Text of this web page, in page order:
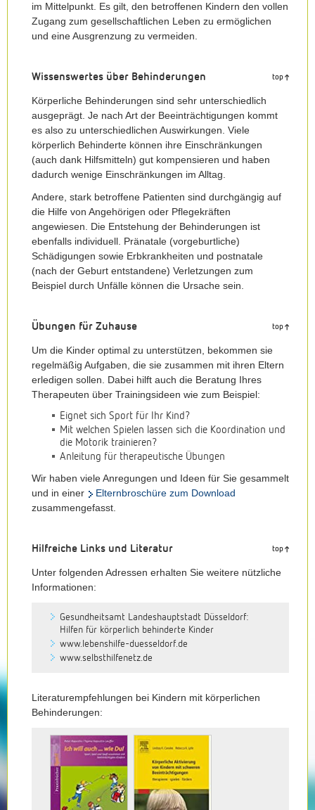
im Mittelpunkt. Es gilt, den betroffenen Kindern den vollen
Zugang zum gesellschaftlichen Leben zu ermöglichen
und eine Ausgrenzung zu vermeiden.
Wissenswertes über Behinderungen top
Körperliche Behinderungen sind sehr unterschiedlich
ausgeprägt. Je nach Art der Beeinträchtigungen kommt
es also zu unterschiedlichen Auswirkungen. Viele
körperlich Behinderte können ihre Einschränkungen
(auch dank Hilfsmitteln) gut kompensieren und haben
dadurch wenige Einschränkungen im Alltag.
Andere, stark betroffene Patienten sind durchgängig auf
die Hilfe von Angehörigen oder Pflegekräften
angewiesen. Die Entstehung der Behinderungen ist
ebenfalls individuell. Pränatale (vorgeburtliche)
Schädigungen sowie Erbkrankheiten und postnatale
(nach der Geburt entstandene) Verletzungen zum
Beispiel durch Unfälle können die Ursache sein.
Übungen für Zuhause top
Um die Kinder optimal zu unterstützen, bekommen sie
regelmäßig Aufgaben, die sie zusammen mit ihren Eltern
erledigen sollen. Dabei hilft auch die Beratung Ihres
Therapeuten über Trainingsideen wie zum Beispiel:
Eignet sich Sport für Ihr Kind?
Mit welchen Spielen lassen sich die Koordination und
die Motorik trainieren?
Anleitung für therapeutische Übungen
Wir haben viele Anregungen und Ideen für Sie gesammelt
und in einer
Elternbroschüre zum Download
zusammengefasst.
Hilfreiche Links und Literatur top
Unter folgenden Adressen erhalten Sie weitere nützliche
Informationen:
Gesundheitsamt Landeshauptstadt Düsseldorf:
Hilfen für körperlich behinderte Kinder
www.lebenshilfe-duesseldorf.de
www.selbsthilfenetz.de
Literaturempfehlungen bei Kindern mit körperlichen
Behinderungen: